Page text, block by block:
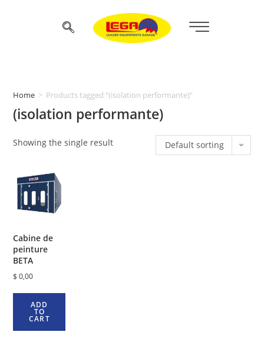
Home > Products tagged “(isolation performante)”
(isolation performante)
Showing the single result Default sorting
Cabine de
peinture
BETA
$ 0,00
ADD
TO
CART